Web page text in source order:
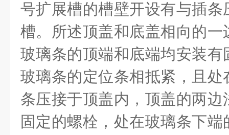
号扩展槽的槽壁开设有与插
槽。所述顶盖和底盖相向的
玻璃条的顶端和底端均安装
玻璃条的定位条相抵紧，且
条压接于顶盖内，顶盖的两
固定的螺栓，处在玻璃条下